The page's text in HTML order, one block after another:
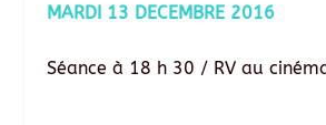
MARDI 13 DECEMBRE 2016
Séance à 18 h 30 / RV au